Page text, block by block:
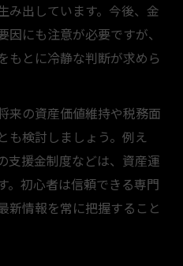
み出しています。今後、金
にも注意が必要ですが、
もとに冷静な判断が求めら
来の資産価値維持や税務面
も検討しましょう。例え
支援金制度などは、資産運
。初心者は信頼できる専門
新情報を常に把握すること